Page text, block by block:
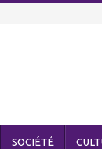
SOCIÉTÉ